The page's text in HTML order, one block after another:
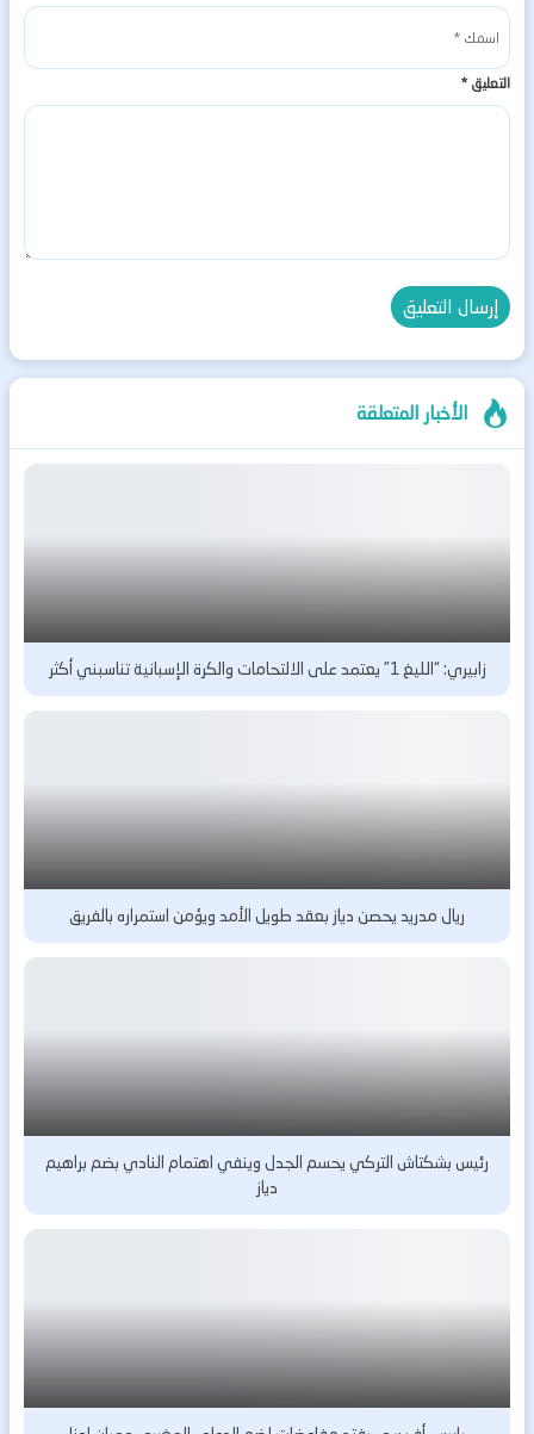
التعليق*
الأخبار المتعلقة
زابيري: “الليغ 1” يعتمد على الالتحامات والكرة الإسبانية تناسبني أكثر
ريال مدريد يحصن دياز بعقد طويل الأمد ويؤمن استمراره بالفريق
رئيس بشكتاش التركي يحسم الجدل وينفي اهتمام النادي بضم براهيم
دياز